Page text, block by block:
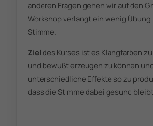
anderen Fragen gehen wir auf den
Workshop verlangt ein wenig Übung
Stimme.
Zieldes Kurses ist es Klangfarben
und bewußt erzeugen zu können und
unterschiedliche Effekte so zu
dass die Stimme dabei gesund